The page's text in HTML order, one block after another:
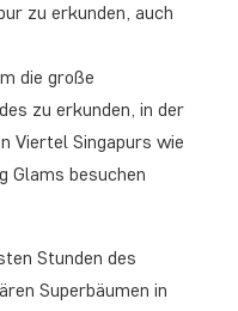
zu erkunden, auch
die große
zu erkunden, in der
Viertel Singapurs wie
Glams besuchen
Stunden des
Superbäumen in